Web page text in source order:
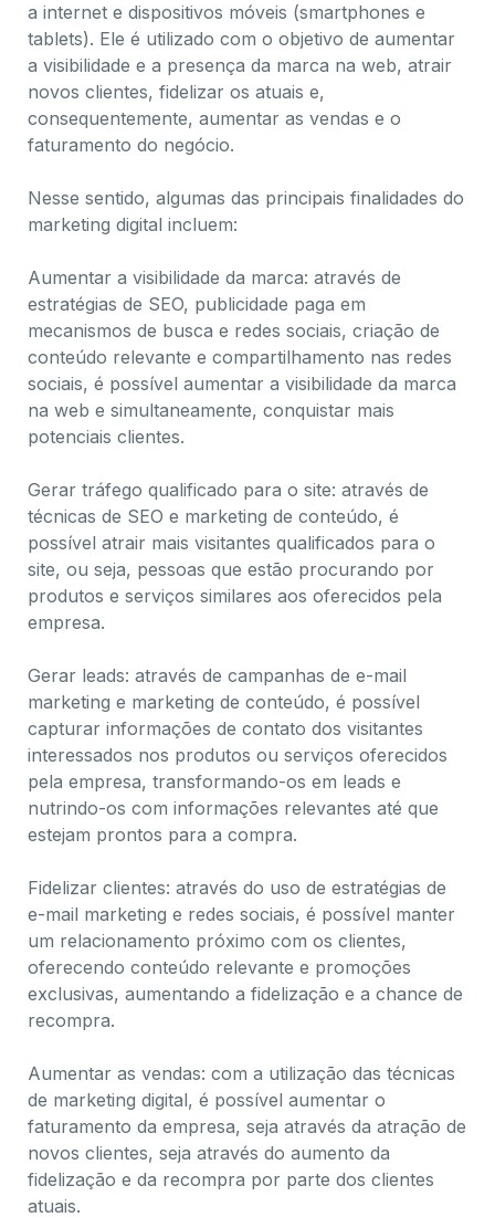
a internet e dispositivos móveis (smartphones e
tablets). Ele é utilizado com o objetivo de aumentar
a visibilidade e a presença da marca na web, atrair
novos clientes, fidelizar os atuais e,
consequentemente, aumentar as vendas e o
faturamento do negócio.
Nesse sentido, algumas das principais finalidades do
marketing digital incluem:
Aumentar a visibilidade da marca: através de
estratégias de SEO, publicidade paga em
mecanismos de busca e redes sociais, criação de
conteúdo relevante e compartilhamento nas redes
sociais, é possível aumentar a visibilidade da marca
na web e simultaneamente, conquistar mais
potenciais clientes.
Gerar tráfego qualificado para o site: através de
técnicas de SEO e marketing de conteúdo, é
possível atrair mais visitantes qualificados para o
site, ou seja, pessoas que estão procurando por
produtos e serviços similares aos oferecidos pela
empresa.
Gerar leads: através de campanhas de e-mail
marketing e marketing de conteúdo, é possível
capturar informações de contato dos visitantes
interessados nos produtos ou serviços oferecidos
pela empresa, transformando-os em leads e
nutrindo-os com informações relevantes até que
estejam prontos para a compra.
Fidelizar clientes: através do uso de estratégias de
e-mail marketing e redes sociais, é possível manter
um relacionamento próximo com os clientes,
oferecendo conteúdo relevante e promoções
exclusivas, aumentando a fidelização e a chance de
recompra.
Aumentar as vendas: com a utilização das técnicas
de marketing digital, é possível aumentar o
faturamento da empresa, seja através da atração de
novos clientes, seja através do aumento da
fidelização e da recompra por parte dos clientes
atuais.